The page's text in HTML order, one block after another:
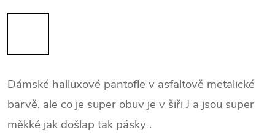
Dámské halluxové pantofle v asfaltově metalické
barvě, ale co je super obuv je v šiři J a jsou super
měkké jak došlap tak pásky .